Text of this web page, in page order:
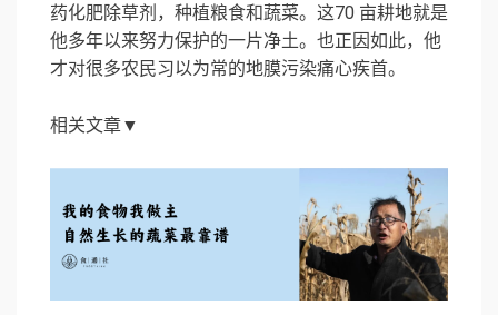
药化肥除草剂，种植粮食和蔬菜。这70 亩耕地就是
他多年以来努力保护的一片净土。也正因如此，他
才对很多农民习以为常的地膜污染痛心疾首。
相关文章▼